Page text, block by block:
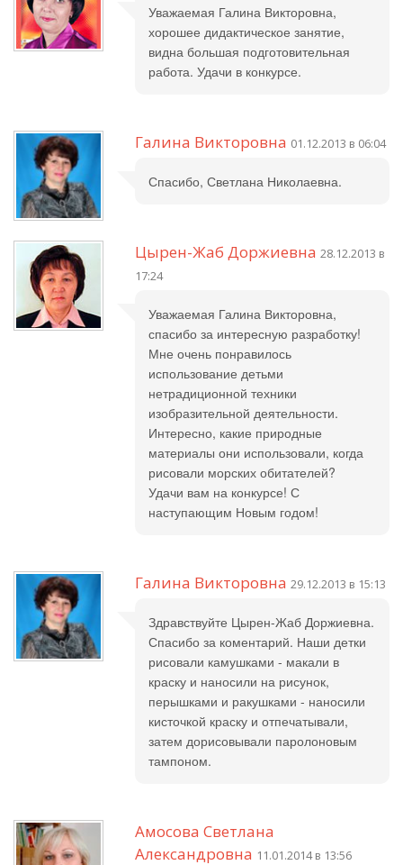
Уважаемая Галина Викторовна,
хорошее дидактическое занятие,
видна большая подготовительная
работа. Удачи в конкурсе.
Галина Викторовна 01.12.2013 в 06:04
Спасибо, Светлана Николаевна.
Цырен-Жаб Доржиевна 28.12.2013 в
17:24
Уважаемая Галина Викторовна,
спасибо за интересную разработку!
Мне очень понравилось
использование детьми
нетрадиционной техники
изобразительной деятельности.
Интересно, какие природные
материалы они использовали, когда
рисовали морских обитателей?
Удачи вам на конкурсе! С
наступающим Новым годом!
Галина Викторовна 29.12.2013 в 15:13
Здравствуйте Цырен-Жаб Доржиевна.
Спасибо за коментарий. Наши детки
рисовали камушками - макали в
краску и наносили на рисунок,
перышками и ракушками - наносили
кисточкой краску и отпечатывали,
затем дорисовывали паролоновым
тампоном.
Амосова Светлана
Александровна 11.01.2014 в 13:56